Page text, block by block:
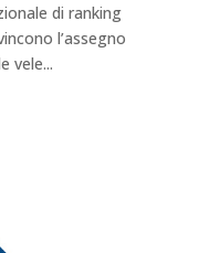
di ranking
l’assegno
vele...